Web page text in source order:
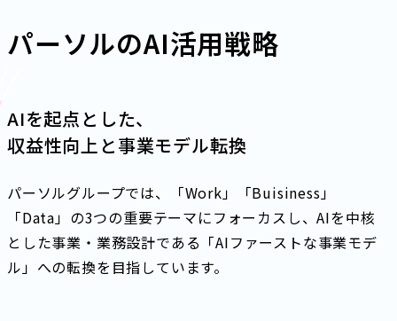
パーソルのAI活用戦略
AIを起点とした、
収益性向上と事業モデル転換
パーソルグループでは、「Work」「Buisiness」
「Data」の3つの重要テーマにフォーカスし、AIを中核
とした事業・業務設計である「AIファーストな事業モデ
ル」への転換を目指しています。